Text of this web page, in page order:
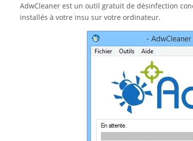
AdwCleaner est un outil gratuit de désinfection
installés à votre insu sur votre ordinateur.